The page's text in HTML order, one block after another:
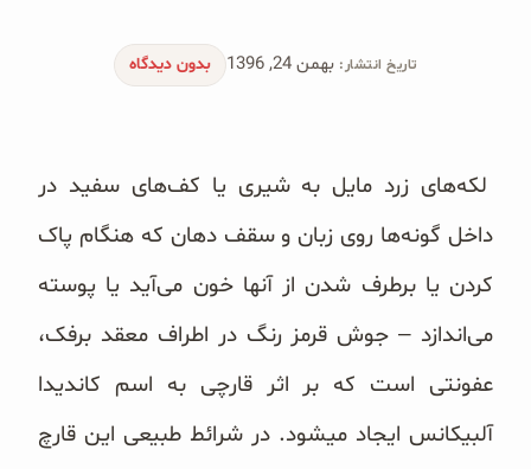
شیرین کننده های طبیعی
کینوا
ترشی و شور
رایس کیک
تاریخ انتشار: بهمن 24, 1396 بدون دیدگاه
لکه‌های زرد مایل به شیری یا کف‌های سفید در
داخل گونه‌ها روی زبان و سقف دهان که هنگام پاک
کردن یا برطرف شدن از آنها خون می‌آید یا پوسته
می‌اندازد – جوش قرمز رنگ در اطراف معقد برفک،
عفونتی است که بر اثر قارچی به اسم کاندیدا
آلبیکانس ایجاد میشود. در شرائط طبیعی این قارچ